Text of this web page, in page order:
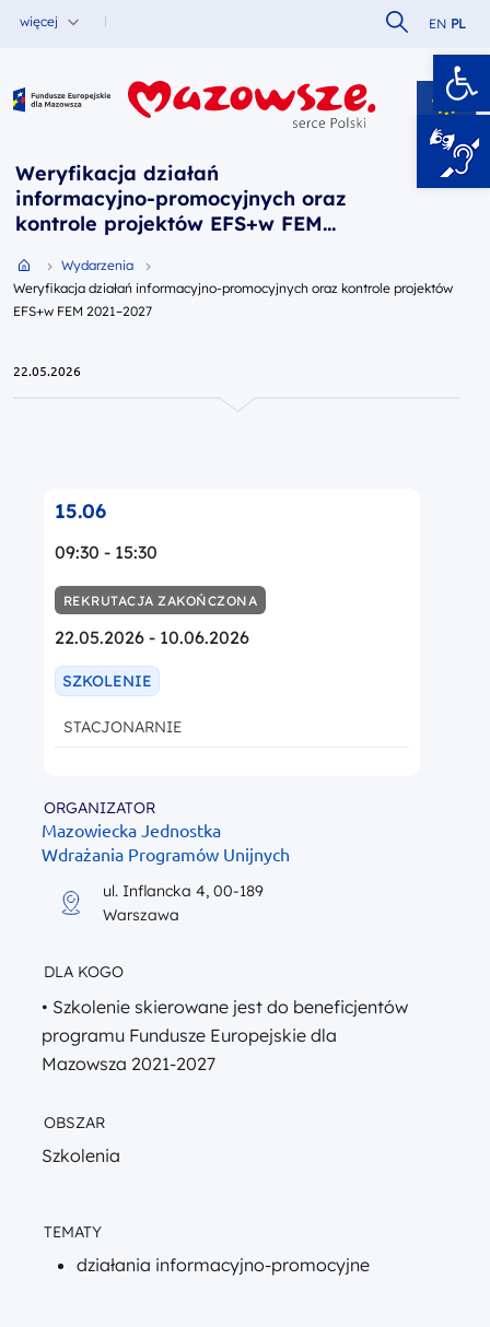
więcej Szukaj w
EN PL
Fundusze Europejskie dla Mazowsza
Weryfikacja działań
informacyjno-promocyjnych oraz
kontrole projektów EFS+w FEM
Przejdź do strony głównej portalu
Wydarzenia
Weryfikacja działań informacyjno-promocyjnych oraz kontrole projektów
EFS+w FEM 2021–2027
22.05.2026
DLA KOGO
• Szkolenie skierowane jest do beneficjentów
programu Fundusze Europejskie dla
Mazowsza 2021-2027
OBSZAR
Szkolenia
TEMATY
działania informacyjno-promocyjne
15.06
09:30 - 15:30
REKRUTACJA ZAKOŃCZONA
22.05.2026 - 10.06.2026
SZKOLENIE
STACJONARNIE
ORGANIZATOR
Mazowiecka Jednostka
Wdrażania Programów Unijnych
ul. Inflancka 4, 00-189
Warszawa